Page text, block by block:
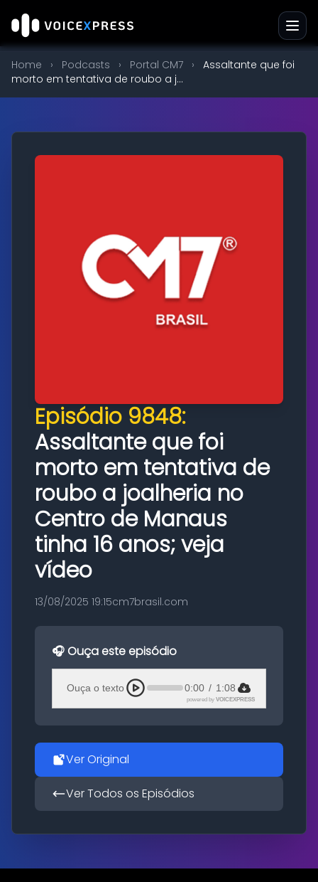
Home › Podcasts › Portal CM7 ›
Assaltante que foi
morto em tentativa de roubo a j...
Episódio 9848:
Assaltante que foi
morto em tentativa de
roubo a joalheria no
Centro de Manaus
tinha 16 anos; veja
vídeo
13/08/2025 19:15cm7brasil.com
🎧 Ouça este episódio
Ouça o texto 0:00 / 1:08
powered by VOICEXPRESS
Ver Original
Ver Todos os Episódios